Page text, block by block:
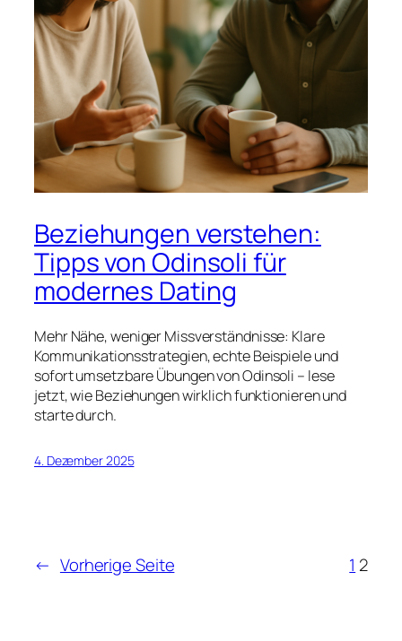
Beziehungen verstehen:
Tipps von Odinsoli für
modernes Dating
Mehr Nähe, weniger Missverständnisse: Klare
Kommunikationsstrategien, echte Beispiele und
sofort umsetzbare Übungen von Odinsoli – lese
jetzt, wie Beziehungen wirklich funktionieren und
starte durch.
4. Dezember 2025
← Vorherige Seite 1 2